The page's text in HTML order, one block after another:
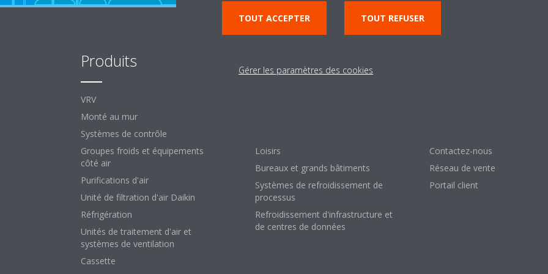
Produits
VRV
Monté au mur
Systèmes de contrôle
Groupes froids et équipements
côté air
Purifications d'air
Unité de filtration d'air Daikin
Réfrigération
Unités de traitement d'air et
systèmes de ventilation
Cassette
Loisirs
Bureaux et grands bâtiments
Systèmes de refroidissement de
processus
Refroidissement d'infrastructure et
de centres de données
Contactez-nous
Réseau de vente
Portail client
TOUT ACCEPTER TOUT REFUSER
Gérer les paramètres des cookies